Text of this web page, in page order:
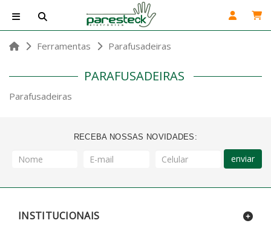
Ferramentas Parafusadeiras
PARAFUSADEIRAS
Parafusadeiras
RECEBA NOSSAS NOVIDADES:
enviar
INSTITUCIONAIS